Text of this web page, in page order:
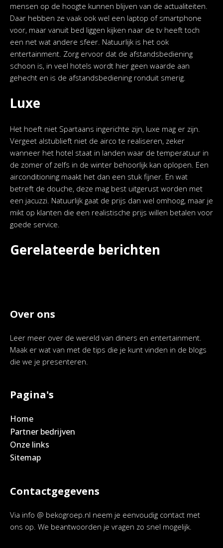
mensen op de hoogte kunnen blijven van de actualiteiten.
Daar hebben ze vaak ook wel een laptop of smartphone
voor, maar vanuit bed liggen kijken naar de tv heeft toch
een net wat andere sfeer. Natuurlijk is het ook
entertainment. Zorg ervoor dat de afstandsbediening
schoon is, in veel hotels wordt hier geen waarde aan
gehecht en is de afstandsbediening ronduit smerig.
Luxe
Het hoeft niet Spartaans ingerichte zijn, luxe mag er zijn.
Vergeet alstublieft niet de airco te realiseren, zeker
wanneer het hotel staat in landen waar de temperatuur in
de zomer of zelfs in de winter behoorlijk kan oplopen. Een
airconditioning maakt het dan een stuk fijner. En wat
betreft de douche, deze mag best uitgerust worden met
een jacuzzi. Natuurlijk gaat de prijs dan wel omhoog, maar je
mikt op klanten die een realistische prijs willen betalen voor
goede service.
Gerelateerde berichten
Over ons
Leer meer over de wereld van diners en entertainment.
Maak er wat van met de tips die je kunt vinden in de blogs
die we je presenteren.
Pagina's
Home
Partner bedrijven
Onze links
Sitemap
Contactgegevens
Via info @ bekogroep.nl neem je eenvoudig contact met
ons op. We beantwoorden je vragen zo snel mogelijk.